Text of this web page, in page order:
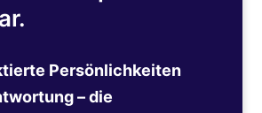
Persönlichkeiten
– die